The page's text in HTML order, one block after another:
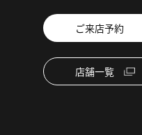
ご来店予約
店舗一覧